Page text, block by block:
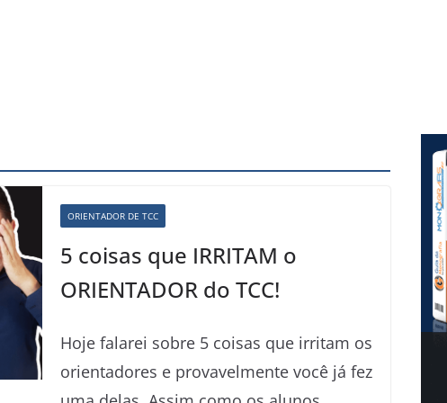
ORIENTADOR DE TCC
5 coisas que IRRITAM o
ORIENTADOR do TCC!
Hoje falarei sobre 5 coisas que irritam os
orientadores e provavelmente você já fez